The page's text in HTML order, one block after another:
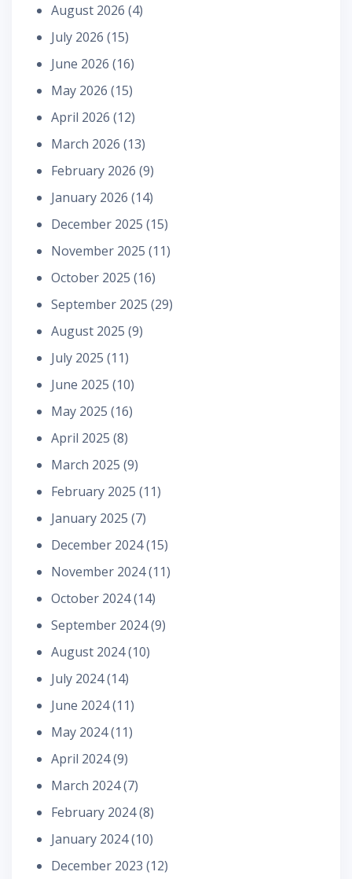
August 2026 (4)
July 2026 (15)
June 2026 (16)
May 2026 (15)
April 2026 (12)
March 2026 (13)
February 2026 (9)
January 2026 (14)
December 2025 (15)
November 2025 (11)
October 2025 (16)
September 2025 (29)
August 2025 (9)
July 2025 (11)
June 2025 (10)
May 2025 (16)
April 2025 (8)
March 2025 (9)
February 2025 (11)
January 2025 (7)
December 2024(15)
November 2024(11)
October 2024(14)
September 2024(9)
August 2024(10)
July 2024(14)
June 2024(11)
May 2024(11)
April 2024(9)
March 2024(7)
February 2024(8)
January 2024(10)
December 2023 (12)